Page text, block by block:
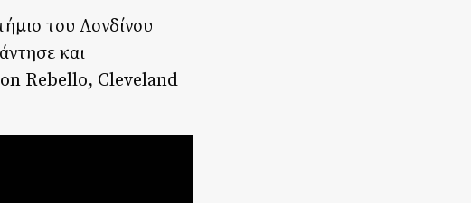
του Λονδίνου
και
Rebello, Cleveland